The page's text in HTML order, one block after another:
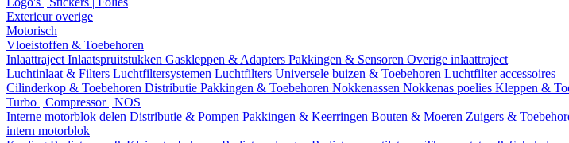
Exterieur overige
Motorisch
Vloeistoffen & Toebehoren
Inlaattraject Inlaatspruitstukken Gaskleppen & Adapters Pakkingen & Sensoren Overige inlaattraject
Luchtinlaat & Filters Luchtfiltersystemen Luchtfilters Universele buizen & Toebehoren Luchtfilter accessoires
Cilinderkop & Toebehoren Distributie Pakkingen & Toebehoren Nokkenassen Nokkenas poelies Kleppen &
Turbo | Compressor | NOS
Interne motorblok delen Distributie & Pompen Pakkingen & Keerringen Bouten & Moeren Zuigers &
intern motorblok